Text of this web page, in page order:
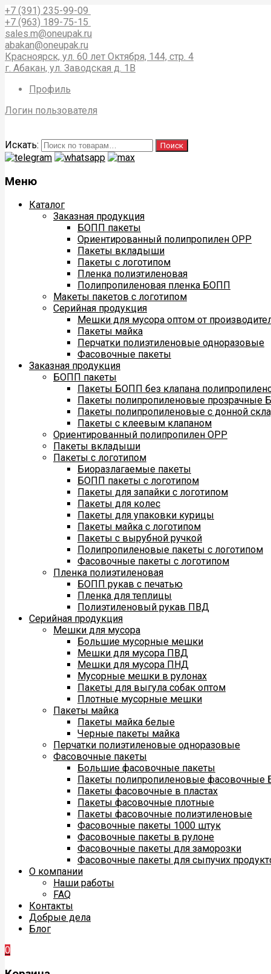
+7 (391) 235-99-09
+7 (963) 189-75-15
sales.m@oneupak.ru
abakan@oneupak.ru
Красноярск, ул. 60 лет Октября, 144, стр. 4
г. Абакан, ул. Заводская д. 1В
Профиль
Логин пользователя
Искать: Поиск
Меню
Каталог
Заказная продукция
БОПП пакеты
Ориентированный полипропилен ОРР
Пакеты вкладыши
Пакеты с логотипом
Пленка полиэтиленовая
Полипропиленовая пленка БОПП
Макеты пакетов с логотипом
Серийная продукция
Мешки для мусора оптом от
Пакеты майка
Перчатки полиэтиленовые одноразовые
Фасовочные пакеты
Заказная продукция
БОПП пакеты
Пакеты БОПП без клапана
Пакеты полипропиленовые прозрачные
Пакеты полипропиленовые с донной
Пакеты с клеевым клапаном
Ориентированный полипропилен ОРР
Пакеты вкладыши
Пакеты с логотипом
Биоразлагаемые пакеты
БОПП пакеты с логотипом
Пакеты для запайки с логотипом
Пакеты для колес
Пакеты для упаковки курицы
Пакеты майка с логотипом
Пакеты с вырубной ручкой
Полипропиленовые пакеты с логотипом
Фасовочные пакеты с логотипом
Пленка полиэтиленовая
БОПП рукав с печатью
Пленка для теплицы
Полиэтиленовый рукав ПВД
Серийная продукция
Мешки для мусора
Большие мусорные мешки
Мешки для мусора ПВД
Мешки для мусора ПНД
Мусорные мешки в рулонах
Пакеты для выгула собак оптом
Плотные мусорные мешки
Пакеты майка
Пакеты майка белые
Черные пакеты майка
Перчатки полиэтиленовые одноразовые
Фасовочные пакеты
Большие фасовочные пакеты
Пакеты полипропиленовые
Пакеты фасовочные в пластах
Пакеты фасовочные плотные
Пакеты фасовочные полиэтиленовые
Фасовочные пакеты 1000 штук
Фасовочные пакеты в рулоне
Фасовочные пакеты для заморозки
Фасовочные пакеты для сыпучих
О компании
Наши работы
FAQ
Контакты
Добрые дела
Блог
0